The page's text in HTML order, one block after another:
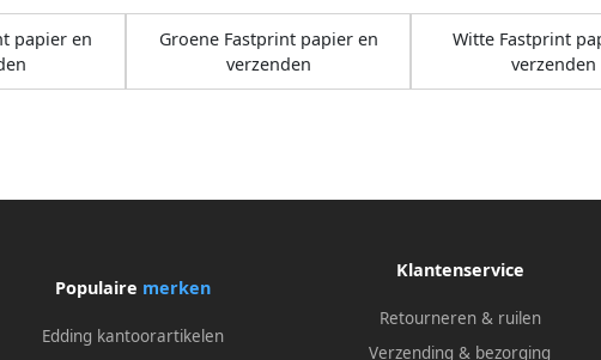
papier en
Groene Fastprint papier en
verzenden
Witte Fastprint
verzenden
Populaire merken
Edding kantoorartikelen
Klantenservice
Retourneren & ruilen
Verzending & bezorging